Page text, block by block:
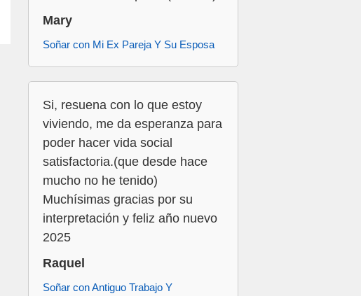
Mary
Soñar con Mi Ex Pareja Y Su Esposa
Si, resuena con lo que estoy
viviendo, me da esperanza para
poder hacer vida social
satisfactoria.(que desde hace
mucho no he tenido)
Muchísimas gracias por su
interpretación y feliz año nuevo
2025
Raquel
Soñar con Antiguo Trabajo Y